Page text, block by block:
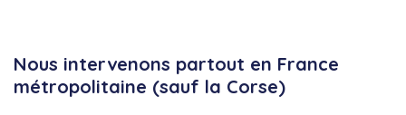
Nous intervenons partout en France
métropolitaine (sauf la Corse)